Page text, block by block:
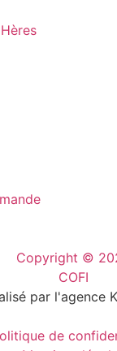
Copyright ©
COFI
par l'agence
de